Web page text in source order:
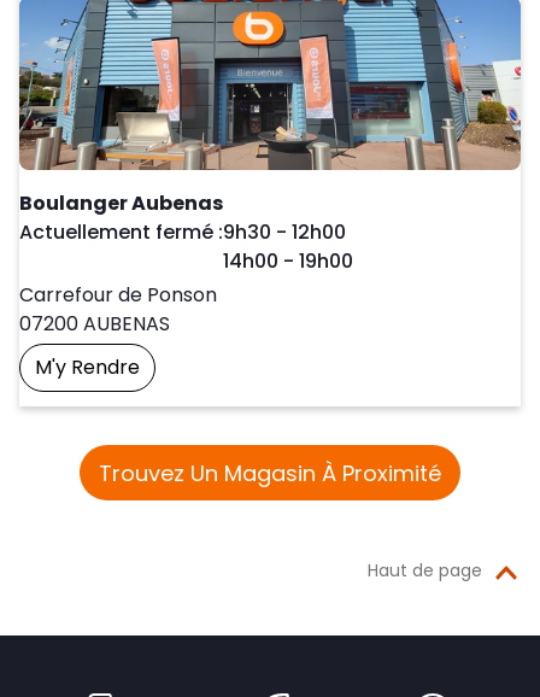
Boulanger Aubenas
Actuellement fermé :Day of the Week
9h30 - 12h00
14h00 - 19h00
Carrefour de Ponson
07200AUBENAS
M'y RendrePrendre Un Rendez-Vous
Trouvez Un Magasin À Proximité
Haut de page